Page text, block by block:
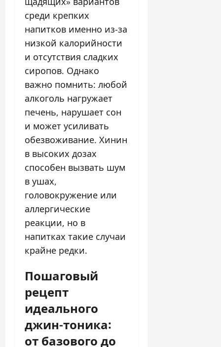
среди крепких
напитков именно из-за
низкой калорийности
и отсутствия сладких
сиропов. Однако
важно помнить: любой
алкоголь нагружает
печень, нарушает сон
и может усиливать
обезвоживание. Хинин
в высоких дозах
способен вызвать шум
в ушах,
головокружение или
аллергические
реакции, но в
напитках такие случаи
крайне редки.
Пошаговый
рецепт
идеального
джин-тоника:
от базового до